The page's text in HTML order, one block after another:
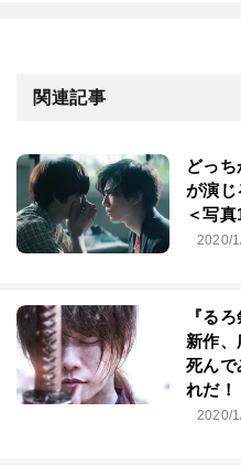
関連記事
どっ
が演
＜写真
2020/
『る
新作
死んで
れだ！
2020/